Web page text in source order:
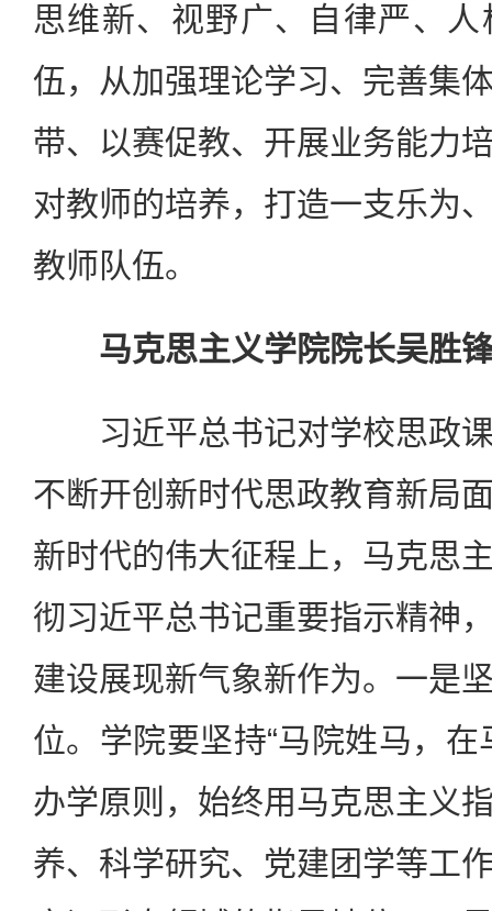
思维新、视野广、自律严、
伍，从加强理论学习、完善集
带、以赛促教、开展业务能力
对教师的培养，打造一支乐为
教师队伍。
马克思主义学院院长吴胜
习近平总书记对学校思政课
不断开创新时代思政教育新局
新时代的伟大征程上，马克思
彻习近平总书记重要指示精神
建设展现新气象新作为。一是
位。学院要坚持“马院姓马，在
办学原则，始终用马克思主义
养、科学研究、党建团学等工